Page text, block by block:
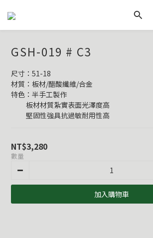
GSH-019 # C3
尺寸：51-18
材質：板材/醋酸纖維/合金
特色：半手工製作
          板材材質紮實表面光澤度高
          堅固性強具抗過敏耐用性高
NT$3,280
數量
加入購物車